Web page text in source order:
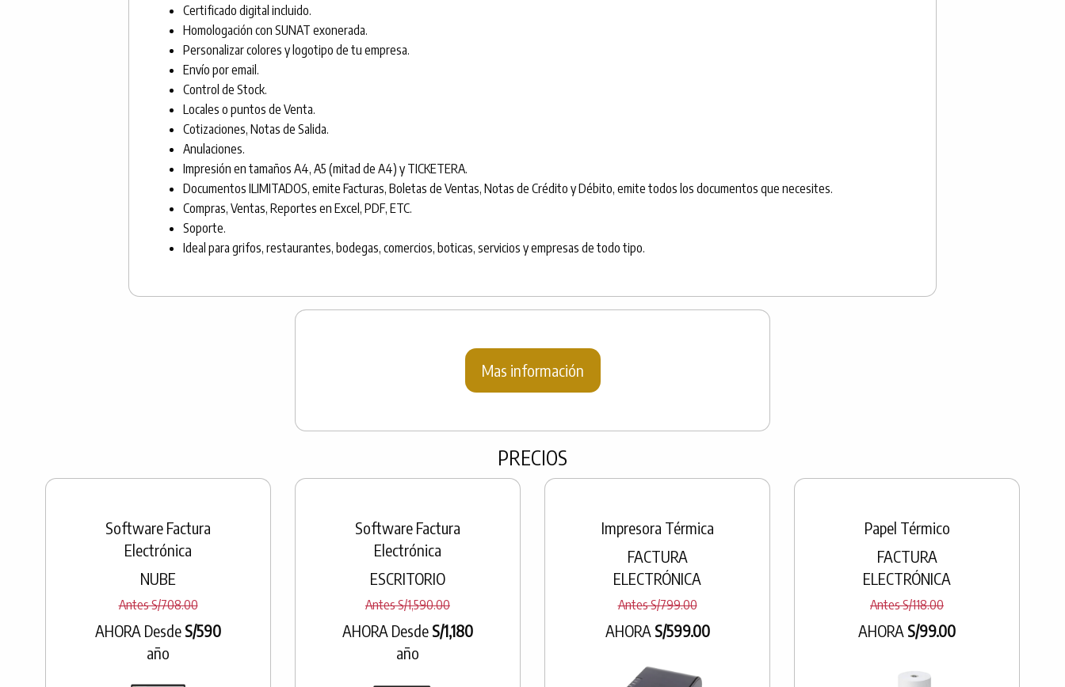
Certificado digital incluido.
Homologación con SUNAT exonerada.
Personalizar colores y logotipo de tu empresa.
Envío por email.
Control de Stock.
Locales o puntos de Venta.
Cotizaciones, Notas de Salida.
Anulaciones.
Impresión en tamaños A4, A5 (mitad de A4) y TICKETERA.
Documentos ILIMITADOS, emite Facturas, Boletas de Ventas, Notas de Crédito y Débito, emite todos los documentos que necesites.
Compras, Ventas, Reportes en Excel, PDF, ETC.
Soporte.
Ideal para grifos, restaurantes, bodegas, comercios, boticas, servicios y empresas de todo tipo.
Mas información
PRECIOS
Software Factura
Electrónica
NUBE
Antes S/708.00
AHORA Desde S/590
año
Software Factura
Electrónica
ESCRITORIO
Antes S/1,590.00
AHORA Desde S/1,180
año
Impresora Térmica
FACTURA
ELECTRÓNICA
Antes S/799.00
AHORA S/599.00
Papel Térmico
FACTURA
ELECTRÓNICA
Antes S/118.00
AHORA S/99.00